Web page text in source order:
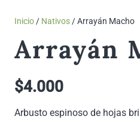
Inicio/ Nativos/ Arrayán Macho
Arrayán
$4.000
Arbusto espinoso de hojas